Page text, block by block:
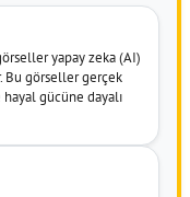
yapay zeka (AI)
Bu görseller gerçek
gücüne dayalı